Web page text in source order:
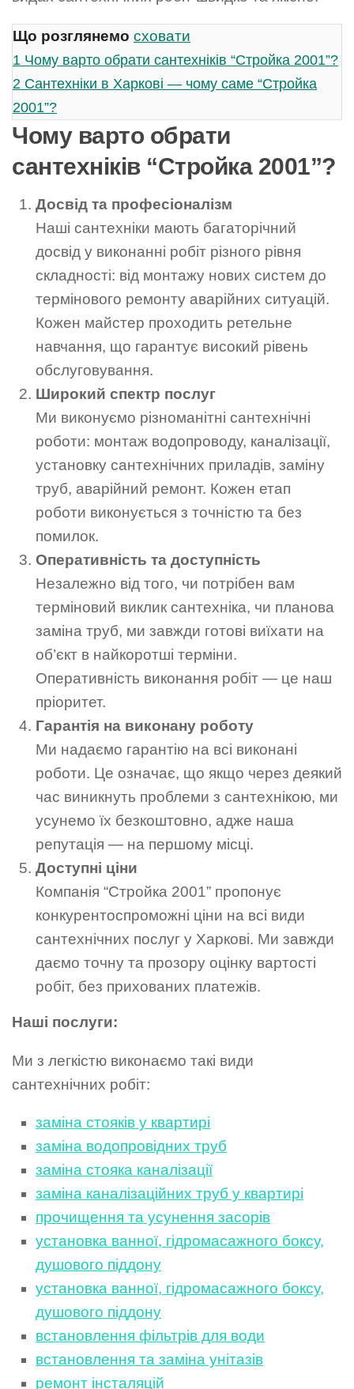
Що розглянемо сховати
1 Чому варто обрати сантехніків “Стройка 2001”?
2 Сантехніки в Харкові — чому саме “Стройка
2001”?
Чому варто обрати
сантехніків “Стройка 2001”?
Досвід та професіоналізм
Наші сантехніки мають багаторічний
досвід у виконанні робіт різного рівня
складності: від монтажу нових систем до
термінового ремонту аварійних ситуацій.
Кожен майстер проходить ретельне
навчання, що гарантує високий рівень
обслуговування.
Широкий спектр послуг
Ми виконуємо різноманітні сантехнічні
роботи: монтаж водопроводу, каналізації,
установку сантехнічних приладів, заміну
труб, аварійний ремонт. Кожен етап
роботи виконується з точністю та без
помилок.
Оперативність та доступність
Незалежно від того, чи потрібен вам
терміновий виклик сантехніка, чи планова
заміна труб, ми завжди готові виїхати на
об’єкт в найкоротші терміни.
Оперативність виконання робіт — це наш
пріоритет.
Гарантія на виконану роботу
Ми надаємо гарантію на всі виконані
роботи. Це означає, що якщо через деякий
час виникнуть проблеми з сантехнікою, ми
усунемо їх безкоштовно, адже наша
репутація — на першому місці.
Доступні ціни
Компанія “Стройка 2001” пропонує
конкурентоспроможні ціни на всі види
сантехнічних послуг у Харкові. Ми завжди
даємо точну та прозору оцінку вартості
робіт, без прихованих платежів.
Наші послуги:
Ми з легкістю виконаємо такі види
сантехнічних робіт:
заміна стояків у квартирі
заміна водопровідних труб
заміна стояка каналізації
заміна каналізаційних труб у квартирі
прочищення та усунення засорів
установка ванної, гідромасажного боксу,
душового піддону
установка ванної, гідромасажного боксу,
душового піддону
встановлення фільтрів для води
встановлення та заміна унітазів
ремонт інсталяцій